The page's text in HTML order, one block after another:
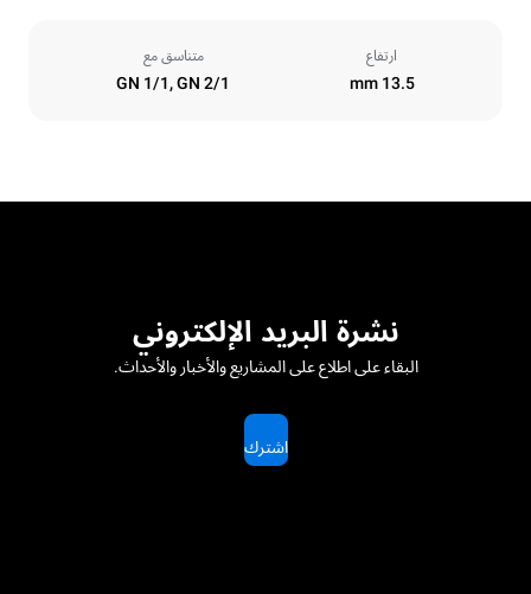
ارتفاع
13.5 mm
متناسق مع
GN 1/1, GN 2/1
نشرة البريد الإلكتروني
البقاء على اطلاع على المشاريع والأخبار والأحداث.
اشترك